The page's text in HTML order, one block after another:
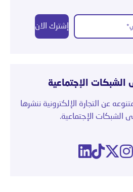
إشترك الان
الشبكات الإجتماعية
عن التجارة الإلكترونية ننشرها
الشبكات الإجتماعية.